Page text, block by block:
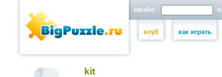
емэйл:
клуб как играть
kit